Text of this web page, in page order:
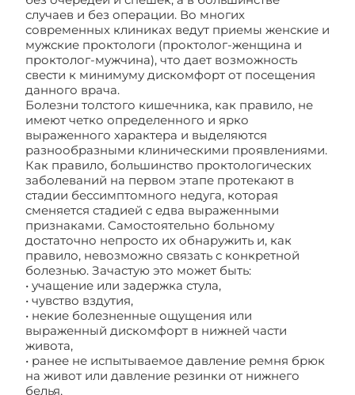
случаев и без операции. Во многих
современных клиниках ведут приемы женские и
мужские проктологи (проктолог-женщина и
проктолог-мужчина), что дает возможность
свести к минимуму дискомфорт от посещения
данного врача.
Болезни толстого кишечника, как правило, не
имеют четко определенного и ярко
выраженного характера и выделяются
разнообразными клиническими проявлениями.
Как правило, большинство проктологических
заболеваний на первом этапе протекают в
стадии бессимптомного недуга, которая
сменяется стадией с едва выраженными
признаками. Самостоятельно больному
достаточно непросто их обнаружить и, как
правило, невозможно связать с конкретной
болезнью. Зачастую это может быть:
• учащение или задержка стула,
• чувство вздутия,
• некие болезненные ощущения или
выраженный дискомфорт в нижней части
живота,
• ранее не испытываемое давление ремня брюк
на живот или давление резинки от нижнего
белья,